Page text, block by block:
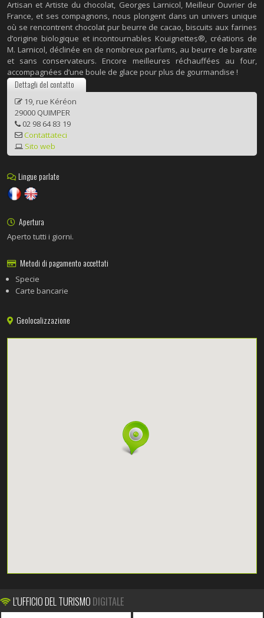
Artisan et Artiste du chocolat, Georges Larnicol, Meilleur Ouvrier de
France, et ses compagnons, nous plongent dans un univers unique
où se rencontrent chocolat pur beurre de cacao, biscuits aux farines
d’origine biologique et incontournables Kouignettes®, créations de
M. Larnicol, déclinée en de nombreux parfums, au beurre de baratte
et sans conservateurs. Encore meilleures réchauffées au four,
accompagnées d’une boule de glace pour plus de gourmandise !
Dettagli del contatto
19, rue Kéréon
29000 QUIMPER
02 98 64 83 19
Contattateci
Sito web
Lingue parlate
Apertura
Aperto tutti i giorni.
Metodi di pagamento accettati
Specie
Carte bancarie
Geolocalizzazione
L'UFFICIO DEL TURISMO DIGITALE